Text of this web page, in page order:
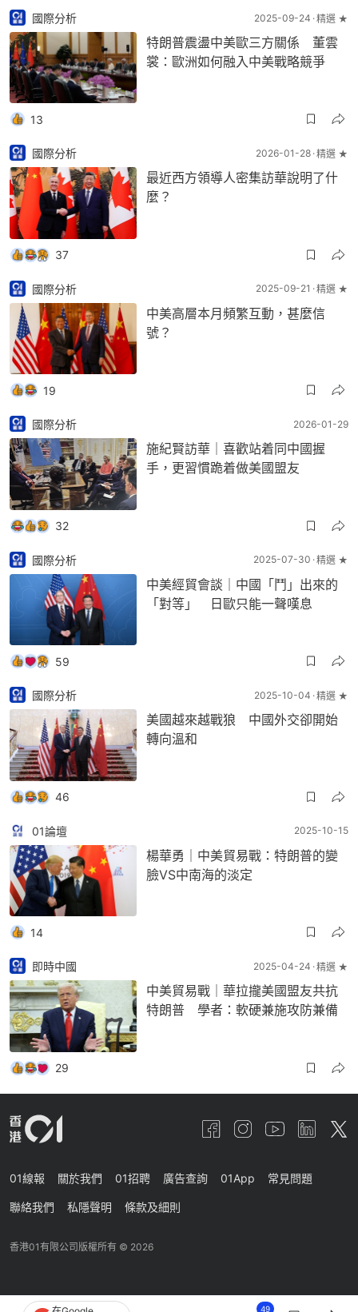
國際分析 2025-09-24 精選 ★
特朗普震盪中美歐三方關係 董雲
裳：歐洲如何融入中美戰略競爭
13
國際分析 2026-01-28 精選 ★
最近西方領導人密集訪華說明了什
麼？
37
國際分析 2025-09-21 精選 ★
中美高層本月頻繁互動，甚麼信
號？
19
國際分析 2026-01-29
施紀賢訪華｜喜歡站着同中國握
手，更習慣跪着做美國盟友
32
國際分析 2025-07-30 精選 ★
中美經貿會談｜中國「鬥」出來的
「對等」 日歐只能一聲嘆息
59
國際分析 2025-10-04 精選 ★
美國越來越戰狼 中國外交卻開始
轉向溫和
46
01論壇 2025-10-15
楊華勇｜中美貿易戰：特朗普的變
臉VS中南海的淡定
14
即時中國 2025-04-24 精選 ★
中美貿易戰｜華拉攏美國盟友共抗
特朗普 學者：軟硬兼施攻防兼備
29
49
01線報 關於我們 01招聘 廣告查詢 01App 常見問題
聯絡我們 私隱聲明 條款及細則
香港01有限公司版權所有 © 2026